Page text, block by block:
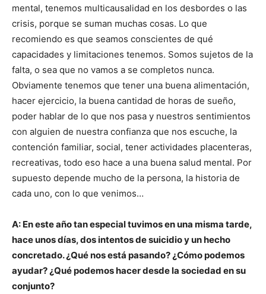
mental, tenemos multicausalidad en los desbordes o las
crisis, porque se suman muchas cosas. Lo que
recomiendo es que seamos conscientes de qué
capacidades y limitaciones tenemos. Somos sujetos de la
falta, o sea que no vamos a se completos nunca.
Obviamente tenemos que tener una buena alimentación,
hacer ejercicio, la buena cantidad de horas de sueño,
poder hablar de lo que nos pasa y nuestros sentimientos
con alguien de nuestra confianza que nos escuche, la
contención familiar, social, tener actividades placenteras,
recreativas, todo eso hace a una buena salud mental. Por
supuesto depende mucho de la persona, la historia de
cada uno, con lo que venimos…
A: En este año tan especial tuvimos en una misma tarde,
hace unos días, dos intentos de suicidio y un hecho
concretado. ¿Qué nos está pasando? ¿Cómo podemos
ayudar? ¿Qué podemos hacer desde la sociedad en su
conjunto?